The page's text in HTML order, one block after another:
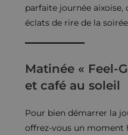
parfaite journée aixoise,
éclats de rire de la
Matinée « Feel-
et café au soleil
Pour bien démarrer la
offrez-vous un moment